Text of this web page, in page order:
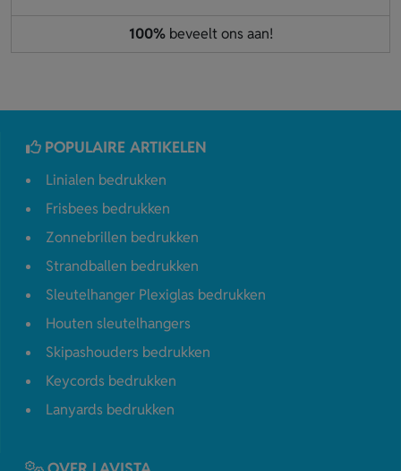
100%beveelt ons aan!
POPULAIRE ARTIKELEN
Linialen bedrukken
Frisbees bedrukken
Zonnebrillen bedrukken
Strandballen bedrukken
Sleutelhanger Plexiglas bedrukken
Houten sleutelhangers
Skipashouders bedrukken
Keycords bedrukken
Lanyards bedrukken